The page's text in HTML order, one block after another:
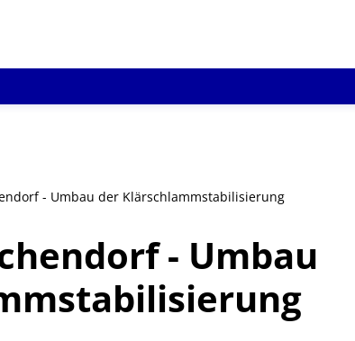
- Umbau der Klärschlammstabilisierung
- Umbau